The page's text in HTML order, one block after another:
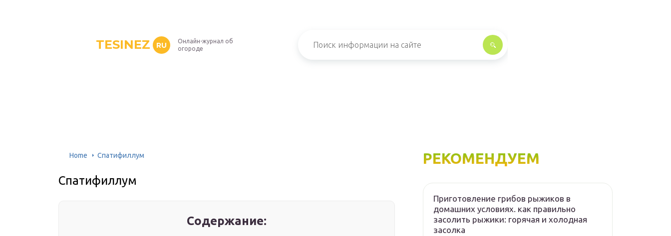
TESINEZ RU
Онлайн-журнал об
огороде
Home Спатифиллум
Спатифиллум
Содержание:
РЕКОМЕНДУЕМ
Приготовление грибов рыжиков в
домашних условиях. как правильно
засолить рыжики: горячая и холодная
засолка